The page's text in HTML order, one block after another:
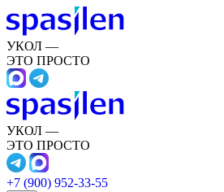
УКОЛ —
ЭТО ПРОСТО
УКОЛ —
ЭТО ПРОСТО
+7 (900) 952-33-55